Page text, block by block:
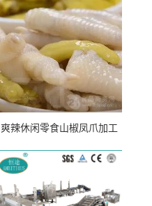
爽辣休闲零食山椒凤爪加工
流水线）